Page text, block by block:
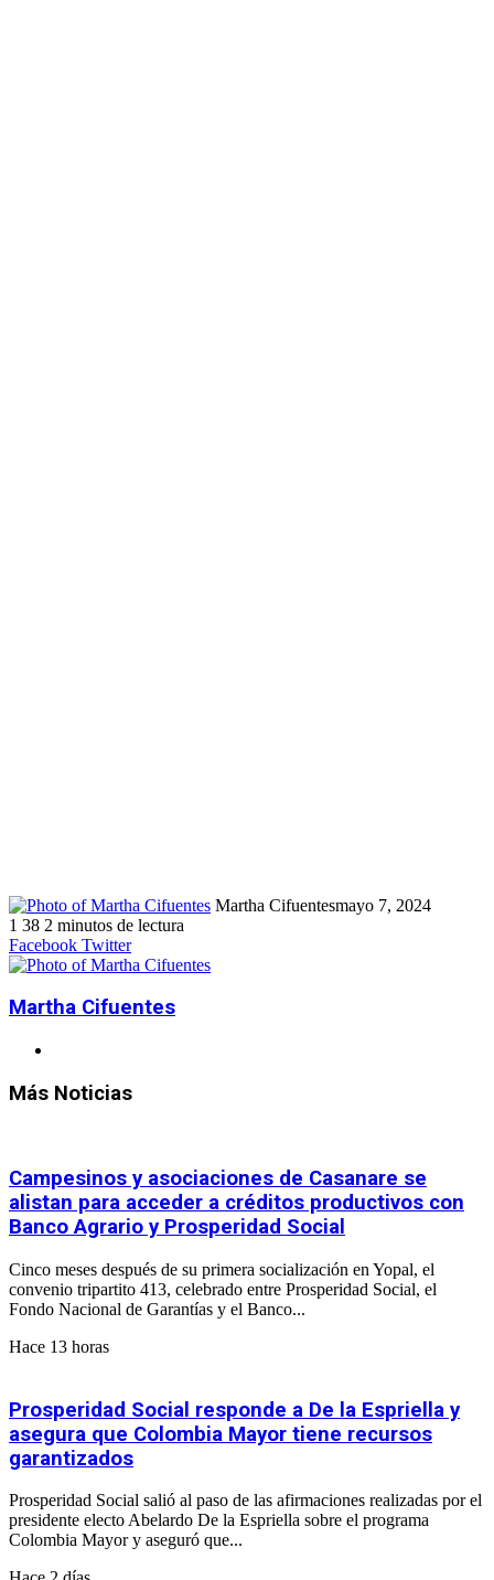
Martha Cifuentesmayo 7, 2024
1 38 2 minutos de lectura
Facebook
Twitter
LinkedIn
WhatsApp
Telegram
Compartir
por
electrónico
Imprimir
Facebook TwitterLinkedIn
Tumblr
Pinterest
Reddit
VKontakte
WhatsApp
Compartir
por
electrónico
Imprimir
Martha Cifuentes
Más Noticias
Campesinos y asociaciones de Casanare se
alistan para acceder a créditos productivos con
Banco Agrario y Prosperidad Social
Cinco meses después de su primera socialización en Yopal, el
convenio tripartito 413, celebrado entre Prosperidad Social, el
Fondo Nacional de Garantías y el Banco...
Hace 13 horas
Prosperidad Social responde a De la Espriella y
asegura que Colombia Mayor tiene recursos
garantizados
Prosperidad Social salió al paso de las afirmaciones realizadas por el
presidente electo Abelardo De la Espriella sobre el programa
Colombia Mayor y aseguró que...